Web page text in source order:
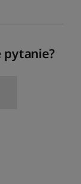
pytanie?